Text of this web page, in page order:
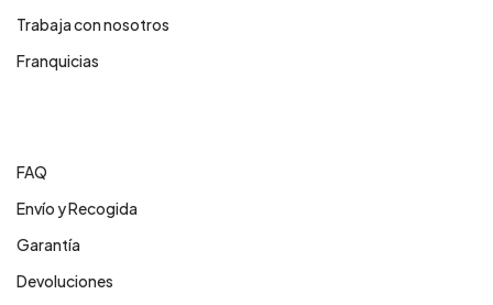
Trabaja con nosotros
Franquicias
FAQ
Envío y Recogida
Garantía
Devoluciones